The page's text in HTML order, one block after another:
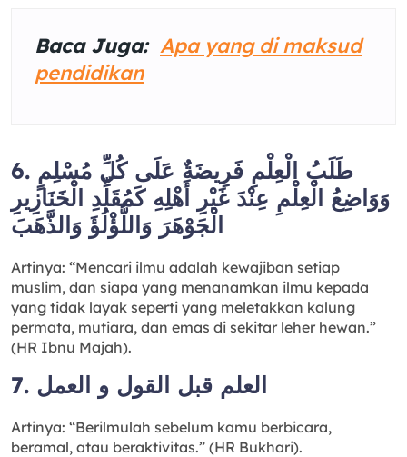
Baca Juga: Apa yang di maksud
pendidikan
6. طَلَبُ الْعِلْمِ فَرِيضَةٌ عَلَى كُلِّ مُسْلِمٍ
وَوَاضِعُ الْعِلْمِ عِنْدَ غَيْرِ أَهْلِهِ كَمُقَلِّدِ الْخَنَازِيرِ
الْجَوْهَرَ وَاللُّؤْلُؤَ وَالذَّهَبَ
Artinya: “Mencari ilmu adalah kewajiban setiap
muslim, dan siapa yang menanamkan ilmu kepada
yang tidak layak seperti yang meletakkan kalung
permata, mutiara, dan emas di sekitar leher hewan.”
(HR Ibnu Majah).
7. العلم قبل القول و العمل
Artinya: “Berilmulah sebelum kamu berbicara,
beramal, atau beraktivitas.” (HR Bukhari).